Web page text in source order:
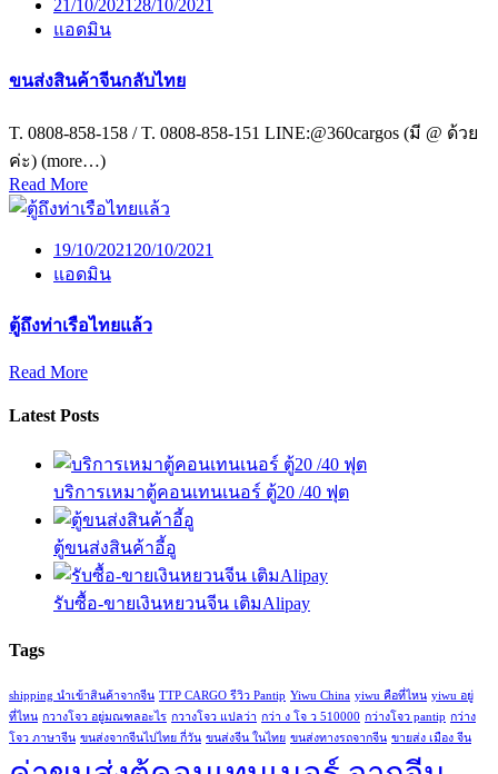
21/10/2021 28/10/2021
แอดมิน
ขนส่งสินค้าจีนกลับไทย
T. 0808-858-158 / T. 0808-858-151 LINE:@360cargos (มี @ ด้วย
ค่ะ) (more…)
Read More
19/10/2021 20/10/2021
แอดมิน
ตู้ถึงท่าเรือไทยแล้ว
Read More
Latest Posts
บริการเหมาตู้คอนเทนเนอร์ ตู้20 /40 ฟุต
ตู้ขนส่งสินค้าอี้อู
รับซื้อ-ขายเงินหยวนจีน เติมAlipay
Tags
shipping นำเข้าสินค้าจากจีน TTP CARGO รีวิว Pantip Yiwu China yiwu คือที่ไหน yiwu อยู่
ที่ไหน กวางโจว อยู่มณฑลอะไร กวางโจว แปลว่า กว่า ง โจ ว 510000 กว่างโจว pantip กว่าง
โจว ภาษาจีน ขนส่งจากจีนไปไทย กี่วัน ขนส่งจีน ในไทย ขนส่งทางรถจากจีน ขายส่ง เมือง จีน